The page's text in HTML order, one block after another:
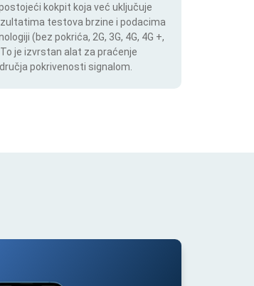
kokpit koja već uključuje
testova brzine i podacima
(bez pokrića, 2G, 3G, 4G, 4G +,
je izvrstan alat za praćenje
pokrivenosti signalom.